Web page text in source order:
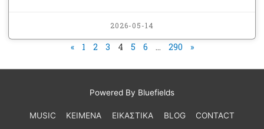
2026-05-14
« 1 2 3 4 5 6 … 290 »
Powered By Bluefields
MUSIC ΚΕΙΜΕΝΑ ΕΙΚΑΣΤΙΚΑ BLOG CONTACT